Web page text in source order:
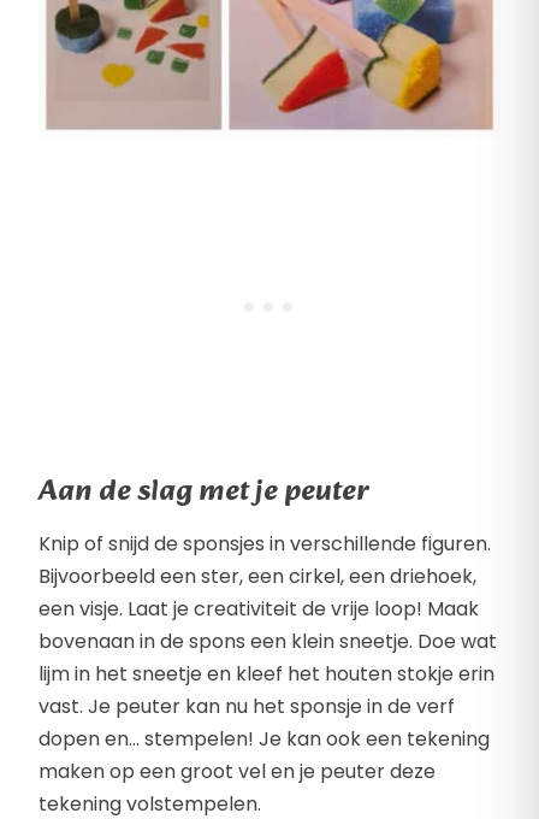
Aan de slag met je peuter
Knip of snijd de sponsjes in verschillende figuren.
Bijvoorbeeld een ster, een cirkel, een driehoek,
een visje. Laat je creativiteit de vrije loop! Maak
bovenaan in de spons een klein sneetje. Doe wat
lijm in het sneetje en kleef het houten stokje erin
vast. Je peuter kan nu het sponsje in de verf
dopen en… stempelen! Je kan ook een tekening
maken op een groot vel en je peuter deze
tekening volstempelen.